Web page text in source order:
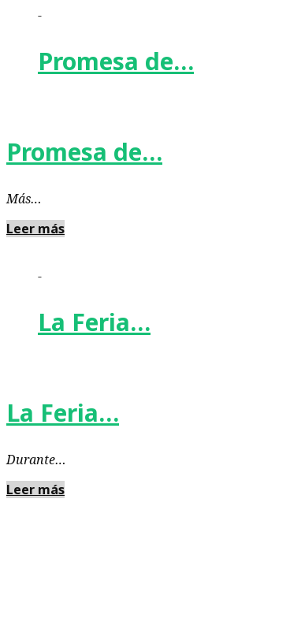
-
Promesa de…
Promesa de…
Más…
Leer más
-
La Feria…
La Feria…
Durante…
Leer más